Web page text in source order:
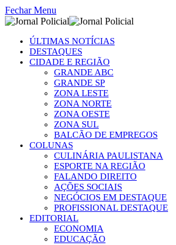
Fechar Menu
ÚLTIMAS NOTÍCIAS
DESTAQUES
CIDADE E REGIÃO
GRANDE ABC
GRANDE SP
ZONA LESTE
ZONA NORTE
ZONA OESTE
ZONA SUL
BALCÃO DE EMPREGOS
COLUNAS
CULINÁRIA PAULISTANA
ESPORTE NA REGIÃO
FALANDO DIREITO
AÇÕES SOCIAIS
NEGÓCIOS EM DESTAQUE
PROFISSIONAL DESTAQUE
EDITORIAL
ECONOMIA
EDUCAÇÃO